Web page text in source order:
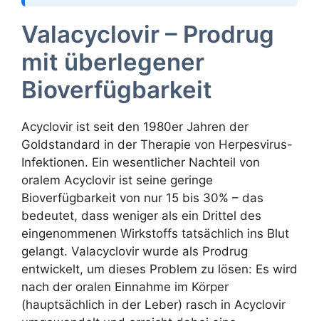
Valacyclovir – Prodrug
mit überlegener
Bioverfügbarkeit
Acyclovir ist seit den 1980er Jahren der
Goldstandard in der Therapie von Herpesvirus-
Infektionen. Ein wesentlicher Nachteil von
oralem Acyclovir ist seine geringe
Bioverfügbarkeit von nur 15 bis 30% – das
bedeutet, dass weniger als ein Drittel des
eingenommenen Wirkstoffs tatsächlich ins Blut
gelangt. Valacyclovir wurde als Prodrug
entwickelt, um dieses Problem zu lösen: Es wird
nach der oralen Einnahme im Körper
(hauptsächlich in der Leber) rasch in Acyclovir